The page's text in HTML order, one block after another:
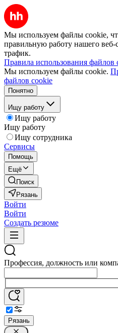
Мы используем файлы cookie,
правильную работу нашего веб-
трафик.
Правила использования файлов
Мы используем файлы cookie.
файлов cookie
Понятно
Ищу работу
Ищу работу
Ищу работу
Ищу сотрудника
Сервисы
Помощь
Ещё
Поиск
Рязань
Войти
Войти
Создать резюме
Профессия, должность или
Рязань